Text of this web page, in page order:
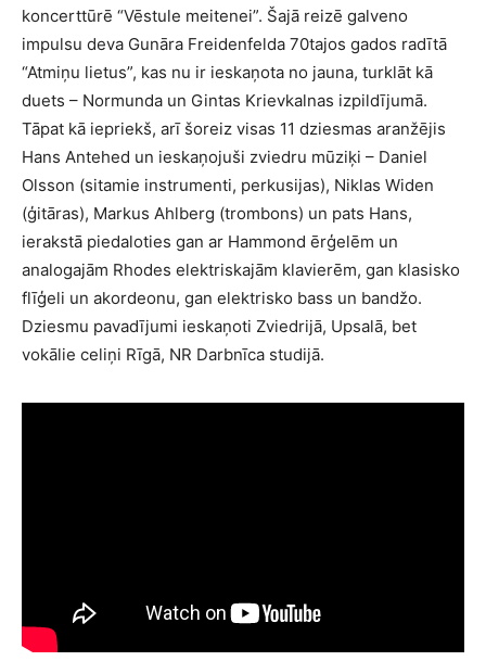
koncerttūrē “Vēstule meitenei”. Šajā reizē galveno
impulsu deva Gunāra Freidenfelda 70tajos gados radītā
“Atmiņu lietus”, kas nu ir ieskaņota no jauna, turklāt kā
duets – Normunda un Gintas Krievkalnas izpildījumā.
Tāpat kā iepriekš, arī šoreiz visas 11 dziesmas aranžējis
Hans Antehed un ieskaņojuši zviedru mūziķi – Daniel
Olsson (sitamie instrumenti, perkusijas), Niklas Widen
(ģitāras), Markus Ahlberg (trombons) un pats Hans,
ierakstā piedaloties gan ar Hammond ērģelēm un
analogajām Rhodes elektriskajām klavierēm, gan klasisko
flīģeli un akordeonu, gan elektrisko bass un bandžo.
Dziesmu pavadījumi ieskaņoti Zviedrijā, Upsalā, bet
vokālie celiņi Rīgā, NR Darbnīca studijā.